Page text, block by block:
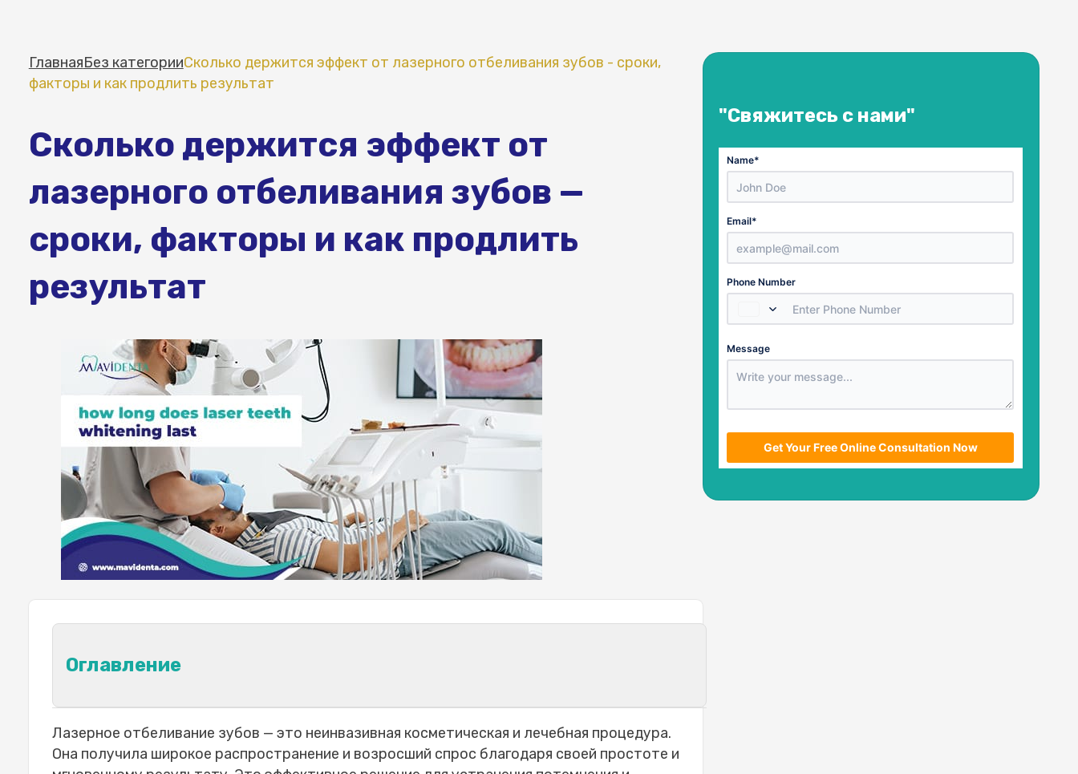
ГлавнаяБез категорииСколько держится эффект от лазерного отбеливания зубов - сроки,
факторы и как продлить результат
Сколько держится эффект от
лазерного отбеливания зубов —
сроки, факторы и как продлить
результат
Оглавление
Понимание продолжительности эффекта лазерного отбеливания зубов
Факторы, влияющие на длительность эффекта лазерного отбеливания зубов
Лазерное отбеливание зубов — это неинвазивная косметическая и лечебная процедура.
Она получила широкое распространение и возросший спрос благодаря своей простоте и
"Свяжитесь с нами"
Name*
Email*
Country
Select a Country
Phone Number
Number
Message
Get Your Free Online Consultation Now